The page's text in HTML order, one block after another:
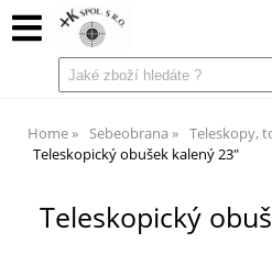
Home Sebeobrana
Teleskopy,
Teleskopický obušek kalený 23"
Teleskopický